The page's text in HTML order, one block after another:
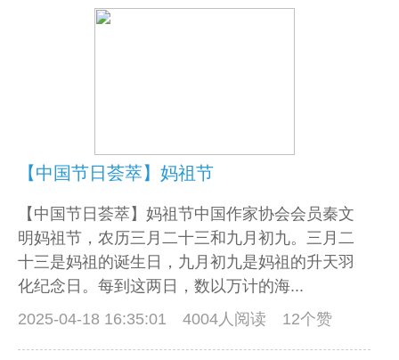
【中国节日荟萃】妈祖节
【中国节日荟萃】妈祖节中国作家协会会员秦文
明妈祖节，农历三月二十三和九月初九。三月二
十三是妈祖的诞生日，九月初九是妈祖的升天羽
化纪念日。每到这两日，数以万计的海...
2025-04-18 16:35:01
4004人阅读 12个赞